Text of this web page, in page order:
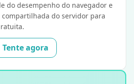
do desempenho do navegador e
do servidor para
Tente agora